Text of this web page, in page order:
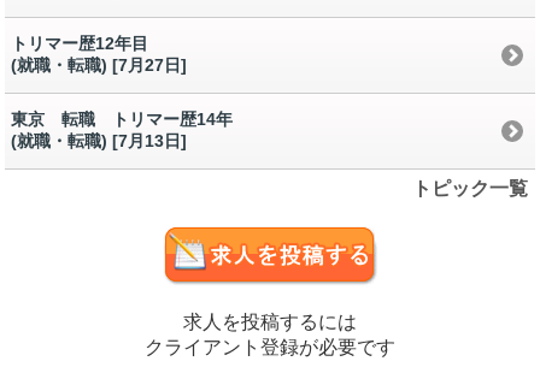
トリマー歴12年目
(就職・転職) [7月27日]
東京 転職 トリマー歴14年
(就職・転職) [7月13日]
トピック一覧
求人を投稿するには
クライアント登録が必要です